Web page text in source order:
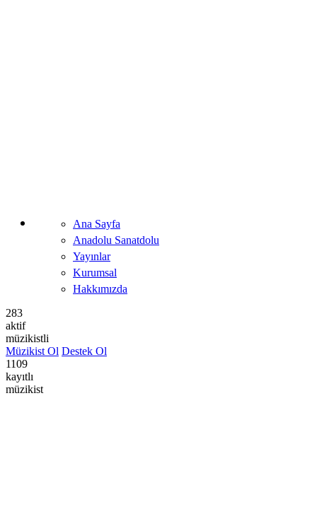
Ana Sayfa
Anadolu Sanatdolu
Yayınlar
Kurumsal
Hakkımızda
283
aktif
müzikistli
Müzikist Ol Destek Ol
1109
kayıtlı
müzikist